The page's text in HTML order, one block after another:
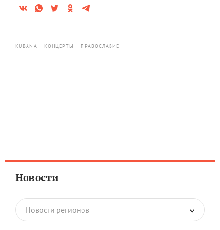
KUBANA КОНЦЕРТЫ ПРАВОСЛАВИЕ
Новости
Новости регионов